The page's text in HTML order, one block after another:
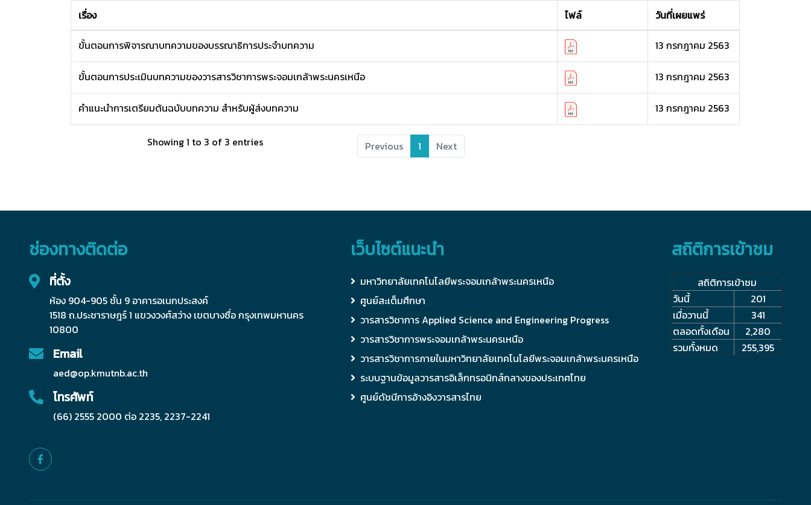
เรื่อง ไฟล์ วันที่เผยแพร่
ขั้นตอนการพิจารณาบทความของบรรณาธิการประจำบทความ 13 กรกฎาคม 2563
ขั้นตอนการประเมินบทความของวารสารวิชาการพระจอมเกล้าพระนครเหนือ 13 กรกฎาคม 2563
คำแนะนำการเตรียมต้นฉบับบทความ สำหรับผู้ส่งบทความ 13 กรกฎาคม 2563
Showing 1 to 3 of 3 entries Previous 1 Next
ช่องทางติดต่อ
ที่ตั้ง
ห้อง 904-905 ชั้น 9 อาคารอเนกประสงค์
1518 ถ.ประชาราษฎร์ 1 แขวงวงศ์สว่าง เขตบางซื่อ กรุงเทพมหานคร
10800
Email
aed@op.kmutnb.ac.th
โทรศัพท์
(66) 2555 2000 ต่อ 2235, 2237-2241
เว็บไซต์แนะนำ
มหาวิทยาลัยเทคโนโลยีพระจอมเกล้าพระนครเหนือ
ศูนย์สะเต็มศึกษา
วารสารวิชาการ Applied Science and Engineering Progress
วารสารวิชาการพระจอมเกล้าพระนครเหนือ
วารสารวิชาการภายในมหาวิทยาลัยเทคโนโลยีพระจอมเกล้าพระนครเหนือ
ระบบฐานข้อมูลวารสารอิเล็กทรอนิกส์กลางของประเทศไทย
ศูนย์ดัชนีการอ้างอิงวารสารไทย
สถิติการเข้าชม
สถิติการเข้าชม
วันนี้
201
เมื่อวานนี้
341
ตลอดทั้งเดือน
2,280
รวมทั้งหมด
255,395